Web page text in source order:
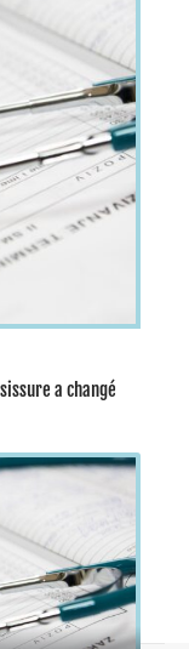
a changé